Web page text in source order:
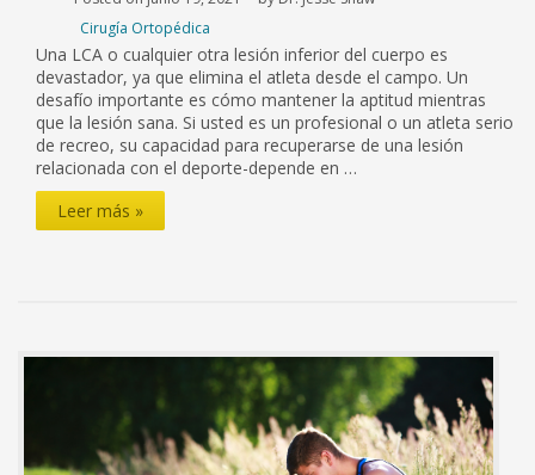
Cirugía Ortopédica
Una LCA o cualquier otra lesión inferior del cuerpo es
devastador, ya que elimina el atleta desde el campo. Un
desafío importante es cómo mantener la aptitud mientras
que la lesión sana. Si usted es un profesional o un atleta serio
de recreo, su capacidad para recuperarse de una lesión
relacionada con el deporte-depende en …
Retener
Leer más »